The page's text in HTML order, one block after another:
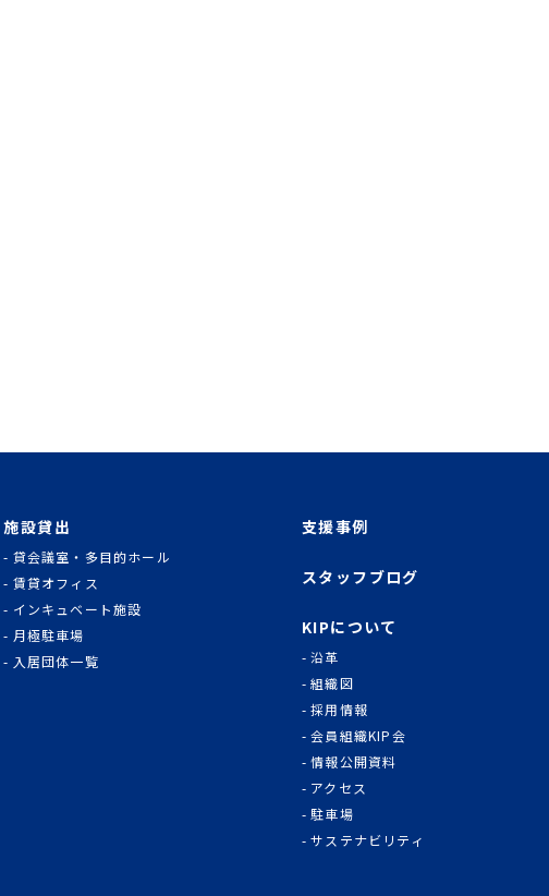
施設貸出
貸会議室・多目的ホール
賃貸オフィス
インキュベート施設
月極駐車場
入居団体一覧
支援事例
スタッフブログ
KIPについて
沿革
組織図
採用情報
会員組織KIP会
情報公開資料
アクセス
駐車場
サステナビリティ